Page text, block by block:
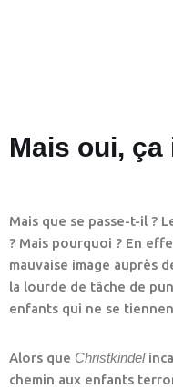
Mais oui, ça
Mais que se passe-t-il ?
? Mais pourquoi ? En
mauvaise image auprès
la lourde de tâche de
enfants qui ne se
Alors que Christkindel
chemin aux enfants